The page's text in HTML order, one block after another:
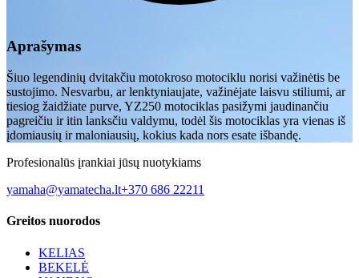
Aprašymas
Šiuo legendinių dvitakčiu motokroso motociklu norisi važinėtis be
sustojimo. Nesvarbu, ar lenktyniaujate, važinėjate laisvu stiliumi, ar
tiesiog žaidžiate purve, YZ250 motociklas pasižymi jaudinančiu
pagreičiu ir itin lanksčiu valdymu, todėl šis motociklas yra vienas iš
įdomiausių ir maloniausių, kokius kada nors esate išbandę.
Profesionalūs įrankiai jūsų nuotykiams
yamaha@yamatecha.lt+370 686 22211
Greitos nuorodos
KELIAS
BEKELĖ